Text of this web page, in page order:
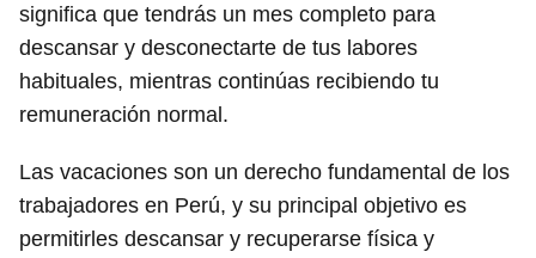
significa que tendrás un mes completo para
descansar y desconectarte de tus labores
habituales, mientras continúas recibiendo tu
remuneración normal.
Las vacaciones son un derecho fundamental de los
trabajadores en Perú, y su principal objetivo es
permitirles descansar y recuperarse física y